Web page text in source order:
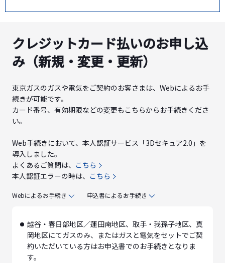
クレジットカード払いのお申し込
み（新規・変更・更新）
東京ガスのガスや電気をご契約のお客さまは、Webによるお手
続きが可能です。
カード番号、有効期限などの変更もこちらからお手続きくださ
い。
Web手続きにおいて、本人認証サービス「3Dセキュア2.0」を
導入しました。
よくあるご質問は、 こちら
本人認証エラーの時は、 こちら
Webによるお手続き 申込書によるお手続き
越谷・春日部地区／蓮田南地区、取手・我孫子地区、真
岡地区にてガスのみ、またはガスと電気をセットでご契
約いただいている方はお申込書でのお手続きとなりま
す。